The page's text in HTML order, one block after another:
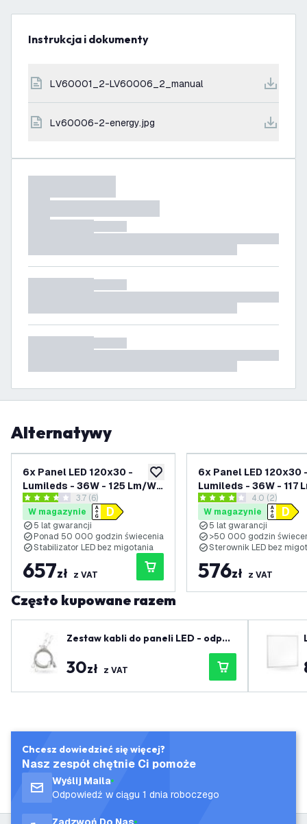
Instrukcja i dokumenty
LV60001_2-LV60006_2_manual
lv60006-2-energy.jpg
Alternatywy
dodaj do listy życzeń
6x Panel LED 120x30 -
Lumileds - 36W - 125 Lm/W -
4000K - UGR <22 - 5 lat
gwarancji
otwórz panel recenzji
3.7 Gwiazdki oceny
3.7 (6)
W magazynie
5 lat gwarancji
Ponad 50 000 godzin świecenia
Stabilizator LED bez migotania
657zł z VAT
6x Panel LED 120x30
Lumileds - 36W - 117
3000K - UGR <22 - 5
gwarancji
otwórz
4 Gwiazdki oceny
4.0 (2)
W magazynie
5 lat gwarancji
>50 000 godzin
Sterownik LED bez
576zł z VAT
Często kupowane razem
Zestaw kabli do paneli LED - odpow
30zł z VAT
Chcesz dowiedzieć się więcej?
Nasz zespół chętnie Ci pomoże
Wyślij Maila
Odpowiedź w ciągu 1 dnia roboczego